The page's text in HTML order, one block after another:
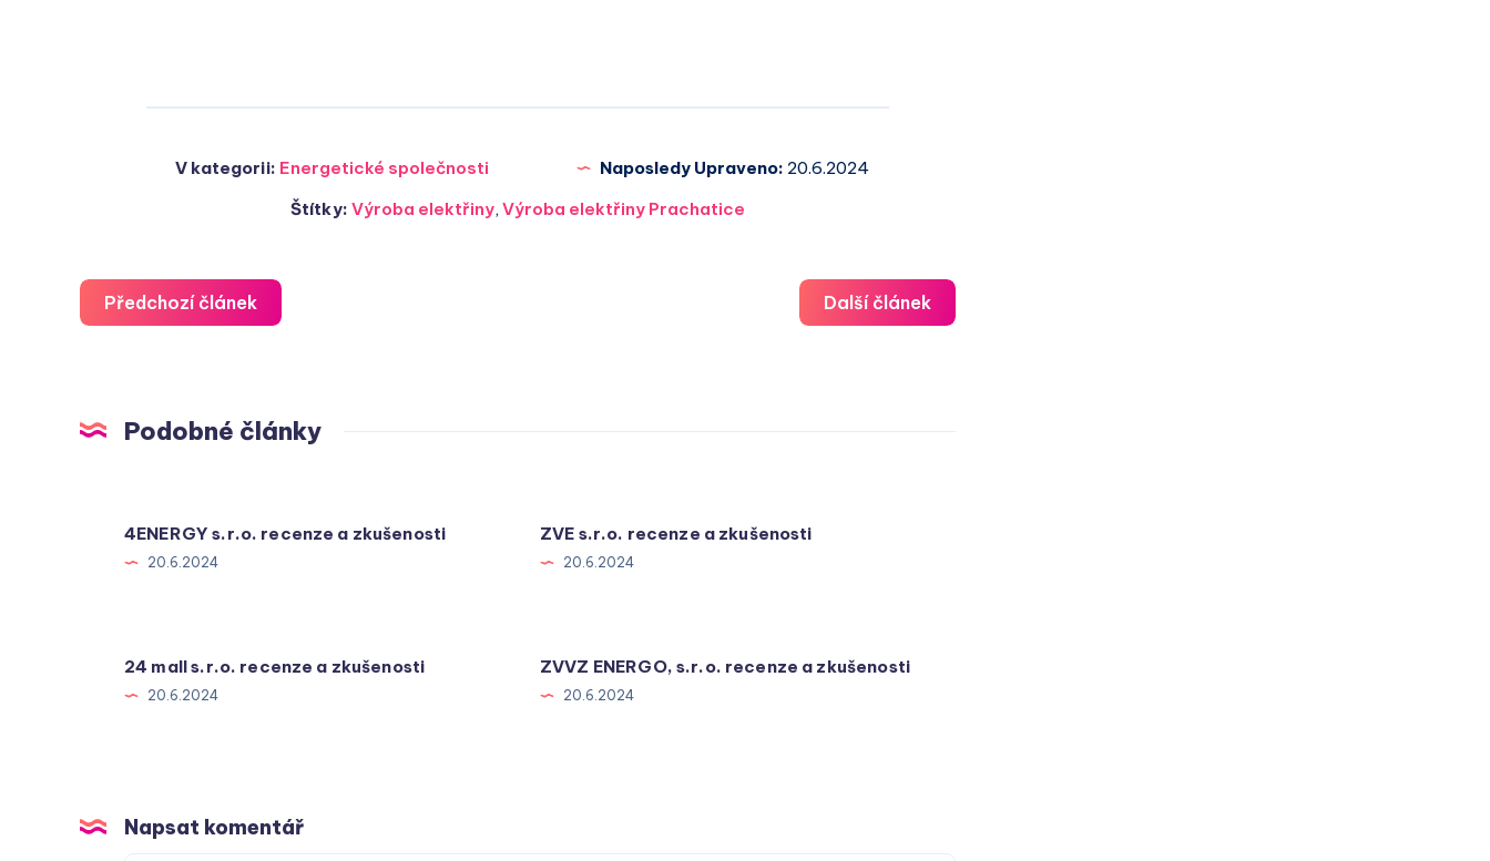
V kategorii: Energetické společnosti Naposledy Upraveno: 20.6.2024
Štítky:Výroba elektřiny,Výroba elektřiny Prachatice
Předchozí článek Další článek
Podobné články
4ENERGY s.r.o. recenze a zkušenosti
20.6.2024
ZVE s.r.o. recenze a zkušenosti
20.6.2024
24 mall s.r.o. recenze a zkušenosti
20.6.2024
ZVVZ ENERGO, s.r.o. recenze a zkušenosti
20.6.2024
Napsat komentář